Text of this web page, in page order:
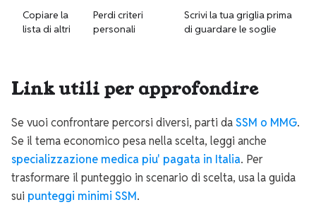
Copiare la
lista di altri
Perdi criteri
personali
Scrivi la tua griglia prima
di guardare le soglie
Link utili per approfondire
Se vuoi confrontare percorsi diversi, parti daSSM o MMG.
Se il tema economico pesa nella scelta, leggi anche
specializzazione medica piu' pagata in Italia. Per
trasformare il punteggio in scenario di scelta, usa la guida
sui punteggi minimi SSM.